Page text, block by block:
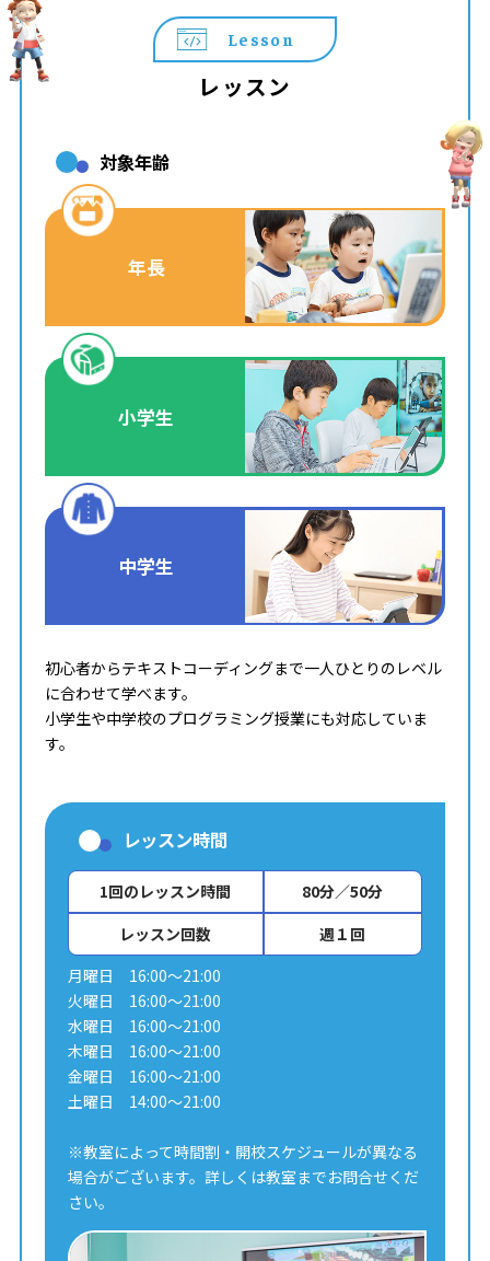
Lesson
レッスン
対象年齢
年長
小学生
中学生
初心者からテキストコーディングまで一人ひとりのレベル
に合わせて学べます。
小学生や中学校のプログラミング授業にも対応していま
す。
レッスン時間
1回のレッスン時間
80分／50分
レッスン回数
週１回
月曜日 16:00～21:00
火曜日 16:00～21:00
水曜日 16:00～21:00
木曜日 16:00～21:00
金曜日 16:00～21:00
土曜日 14:00～21:00
※教室によって時間割・開校スケジュールが異なる
場合がございます。詳しくは教室までお問合せくだ
さい。